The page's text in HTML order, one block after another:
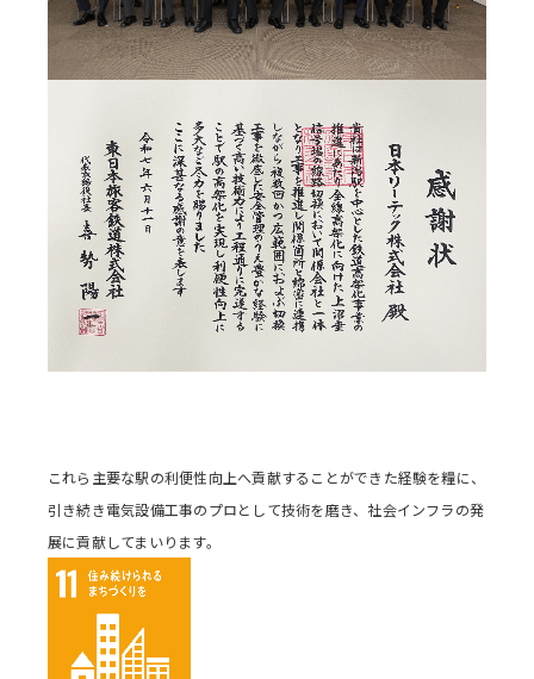
これら主要な駅の利便性向上へ貢献することができた経験を糧に、
引き続き電気設備工事のプロとして技術を磨き、社会インフラの発
展に貢献してまいります。